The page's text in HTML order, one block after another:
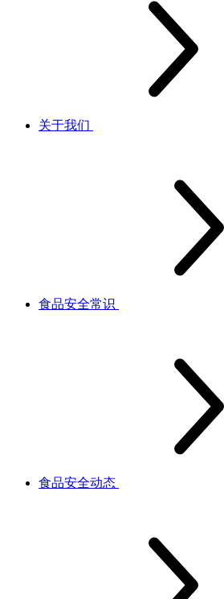
关于我们
食品安全常识
食品安全动态